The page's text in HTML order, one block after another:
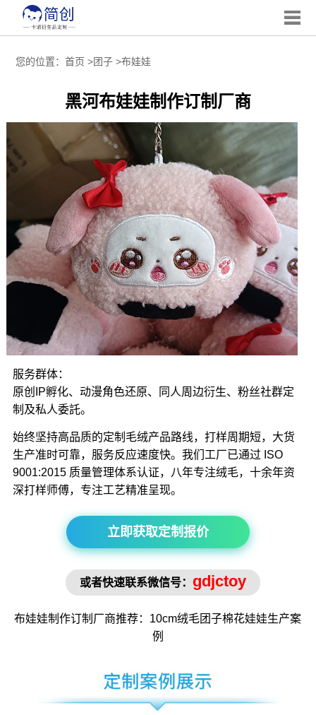
您的位置： 首页 >团子>布娃娃
黑河布娃娃制作订制厂商
服务群体：
原创IP孵化、动漫角色还原、同人周边衍生、粉丝社群定
制及私人委託。
始终坚持高品质的定制毛绒产品路线，打样周期短，大货
生产准时可靠，服务反应速度快。我们工厂已通过 ISO
9001:2015 质量管理体系认证，八年专注绒毛，十余年资
深打样师傅，专注工艺精准呈现。
立即获取定制报价
或者快速联系微信号： gdjctoy
布娃娃制作订制厂商推荐：10cm绒毛团子棉花娃娃生产案
例